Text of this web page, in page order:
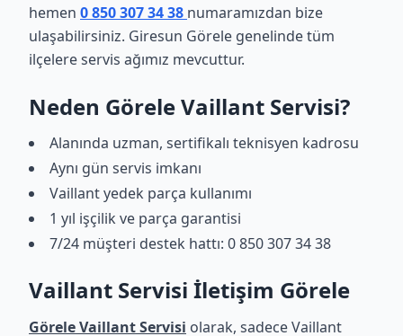
hemen 0 850 307 34 38 numaramızdan bize
ulaşabilirsiniz. Giresun Görele genelinde tüm
ilçelere servis ağımız mevcuttur.
Neden Görele Vaillant Servisi?
Alanında uzman, sertifikalı teknisyen kadrosu
Aynı gün servis imkanı
Vaillant yedek parça kullanımı
1 yıl işçilik ve parça garantisi
7/24 müşteri destek hattı: 0 850 307 34 38
Vaillant Servisi İletişim Görele
Görele Vaillant Servisi olarak, sadece Vaillant